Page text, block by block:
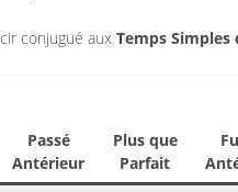
conjugué aux Temps Simples
Passé
Antérieur
Plus que
Parfait